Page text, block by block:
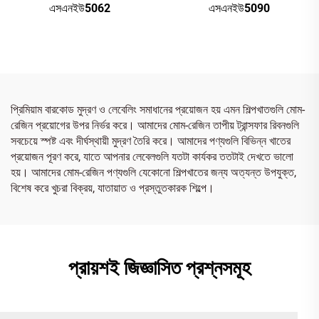
এসএনইউ5062
এসএনইউ5090
প্রিমিয়াম বারকোড মুদ্রণ ও লেবেলিং সমাধানের প্রয়োজন হয় এমন শিল্পখাতগুলি মোম-
রেজিন প্রয়োগের উপর নির্ভর করে। আমাদের মোম-রেজিন তাপীয় ট্রান্সফার রিবনগুলি
সবচেয়ে স্পষ্ট এবং দীর্ঘস্থায়ী মুদ্রণ তৈরি করে। আমাদের পণ্যগুলি বিভিন্ন খাতের
প্রয়োজন পূরণ করে, যাতে আপনার লেবেলগুলি যতটা কার্যকর ততটাই দেখতে ভালো
হয়। আমাদের মোম-রেজিন পণ্যগুলি যেকোনো শিল্পখাতের জন্য অত্যন্ত উপযুক্ত,
বিশেষ করে খুচরা বিক্রয়, যাতায়াত ও প্রস্তুতকারক শিল্পে।
প্রায়শই জিজ্ঞাসিত প্রশ্নসমূহ